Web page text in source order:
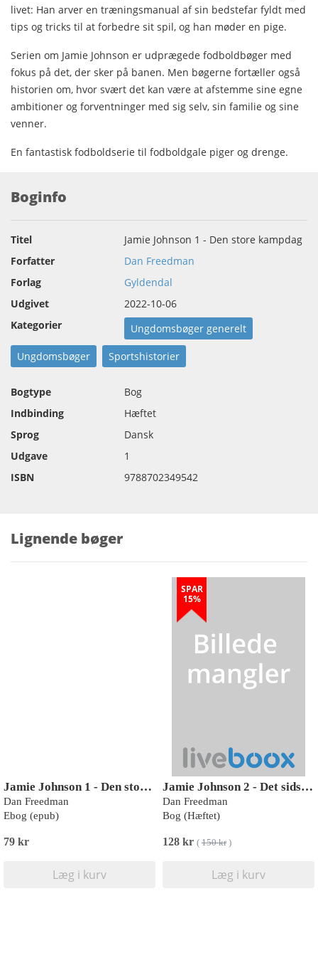
livet: Han arver en træningsmanual af sin bedstefar fyldt med
tips og tricks til at forbedre sit spil, og han møder en pige.
Serien om Jamie Johnson er udprægede fodboldbøger med
fokus på det, der sker på banen. Men bøgerne fortæller også
historien om, hvor svært det kan være at afstemme sine egne
ambitioner og forventninger med sig selv, sin familie og sine
venner.
En fantastisk fodboldserie til fodboldgale piger og drenge.
Boginfo
Titel
Jamie Johnson 1 - Den store kampdag
Forfatter
Dan Freedman
Forlag
Gyldendal
Udgivet
2022-10-06
Kategorier
Ungdomsbøger generelt
Ungdomsbøger Sportshistorier
Bogtype
Bog
Indbinding
Hæftet
Sprog
Dansk
Udgave
1
ISBN
9788702349542
Lignende bøger
Jamie Johnson 1 - Den store kampdag
Dan Freedman
Ebog (epub)
79 kr
Læg i kurv
SPAR
15%
Jamie Johnson 2 - Det sidste spark
Dan Freedman
Bog (Hæftet)
128 kr ( 150 kr)
Læg i kurv